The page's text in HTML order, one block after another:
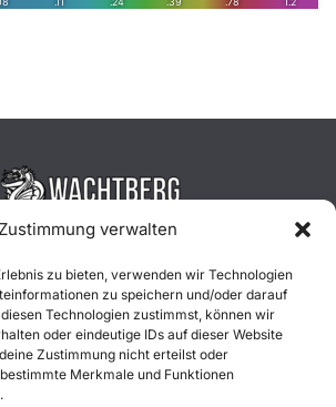
Zustimmung verwalten
zu bieten, verwenden wir Technologien
zu speichern und/oder darauf
Technologien zustimmst, können wir
oder eindeutige IDs auf dieser Website
Zustimmung nicht erteilst oder
Merkmale und Funktionen